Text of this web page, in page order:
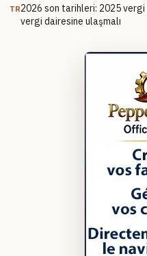
TR2026 son tarihleri: 2025
vergi dairesine ulaşmalı